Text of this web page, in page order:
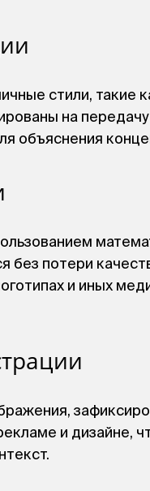
стили, такие
на передачу
объяснения
без потери
и иных
и дизайне,